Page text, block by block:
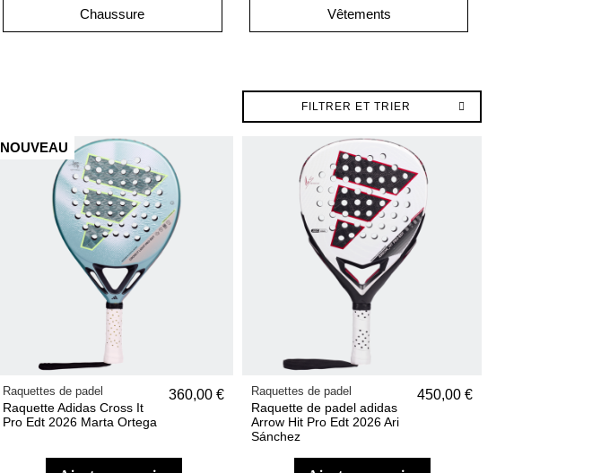
Chaussure Vêtements
FILTRER ET TRIER
NOUVEAU
Raquettes de padel
Raquette Adidas Cross It
Pro Edt 2026 Marta Ortega
360,00 € Raquettes de padel
Raquette de padel adidas
Arrow Hit Pro Edt 2026 Ari
Sánchez
450,00 €